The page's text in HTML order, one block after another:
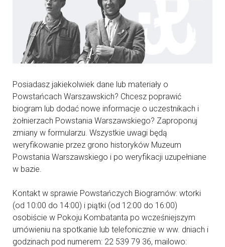
Posiadasz jakiekolwiek dane lub materiały o
Powstańcach Warszawskich? Chcesz poprawić
biogram lub dodać nowe informacje o uczestnikach i
żołnierzach Powstania Warszawskiego? Zaproponuj
zmiany w formularzu. Wszystkie uwagi będą
weryfikowanie przez grono historyków Muzeum
Powstania Warszawskiego i po weryfikacji uzupełniane
w bazie.
Kontakt w sprawie Powstańczych Biogramów: wtorki
(od 10:00 do 14:00) i piątki (od 12:00 do 16:00)
osobiście w Pokoju Kombatanta po wcześniejszym
umówieniu na spotkanie lub telefonicznie w ww. dniach i
godzinach pod numerem: 22 539 79 36, mailowo: